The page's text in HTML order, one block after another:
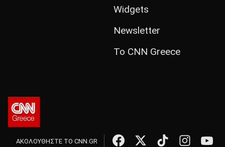
Widgets
Newsletter
Το CNN Greece
ΑΚΟΛΟΥΘΗΣΤΕ ΤΟ CNN.GR